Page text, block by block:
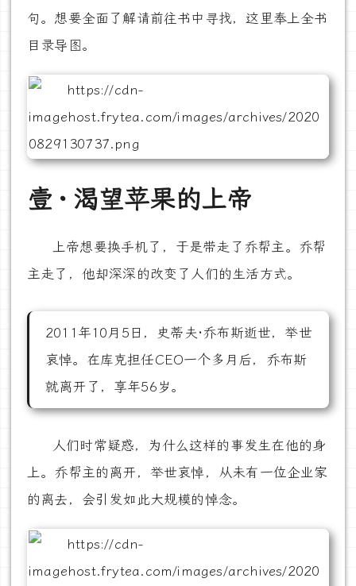
句。想要全面了解请前往书中寻找，这里奉上全书
目录导图。
壹 · 渴望苹果的上帝
上帝想要换手机了，于是带走了乔帮主。乔帮
主走了，他却深深的改变了人们的生活方式。
2011年10月5日，史蒂夫·乔布斯逝世，举世
哀悼。在库克担任CEO一个多月后，乔布斯
就离开了，享年56岁。
人们时常疑惑，为什么这样的事发生在他的身
上。乔帮主的离开，举世哀悼，从未有一位企业家
的离去，会引发如此大规模的悼念。